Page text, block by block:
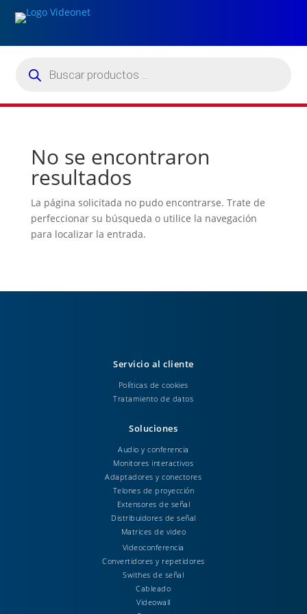
productos
No se encontraron
resultados
La página solicitada no pudo encontrarse. Trate de
perfeccionar su búsqueda o utilice la navegación
para localizar la entrada.
Servicio al cliente
Políticas de cookies
Tratamiento de datos
Soluciones
Audio y conferencia
Monitores interactivos
Adaptadores y conectores
Telones de proyección
Extensores de señal
Distribuidores de señal
Matrices de video
Videoconferencia
Convertidores y repetidores
Swithes de señal
Cableado
Videowall